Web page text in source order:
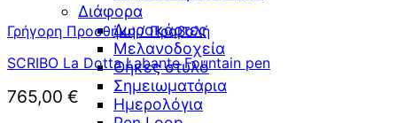
Διάφορα
Δωροκάρτες
Μελανοδοχεία
Θήκες στυλό
Σημειωματάρια
Ημερολόγια
Γρήγορη Προσθήκη / Προβολή
SCRIBO La Dotta Labante Fountain pen
765,00 €